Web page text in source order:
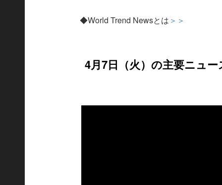
◆World Trend Newsとは ＞＞
4月7日（火）の主要ニュー